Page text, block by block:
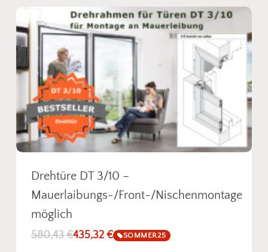
Drehtüre DT 3/10 –
Mauerlaibungs-/Front-/Nischenmontage
möglich
580,43€435,32 € SOMMER25